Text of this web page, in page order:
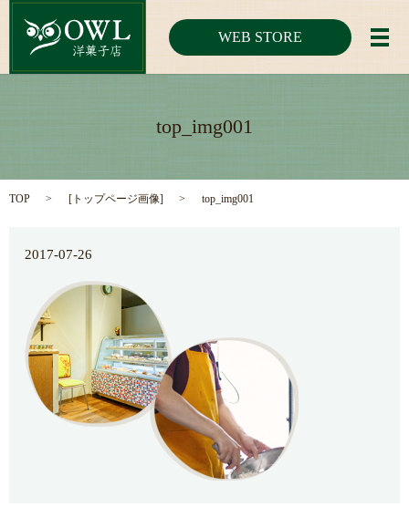
WEB STORE メ
top_img001
TOP [ トップページ画像] top_img001
2017-07-26